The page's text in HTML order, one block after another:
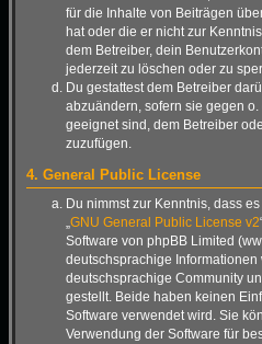
für die Inhalte von Beiträgen
hat oder die er nicht zur
dem Betreiber, dein
jederzeit zu löschen oder zu
Du gestattest dem Betreiber
abzuändern, sofern sie gegen
geeignet sind, dem Betreiber
zuzufügen.
4. General Public License
Du nimmst zur Kenntnis, dass
„GNU General Public License v2
Software von phpBB Limited
deutschsprachige Informationen
deutschsprachige Community
gestellt. Beide haben keinen
Software verwendet wird. Sie
Verwendung der Software für